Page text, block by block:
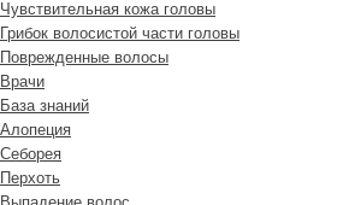
Чувствительная кожа головы
Грибок волосистой части головы
Поврежденные волосы
Врачи
База знаний
Алопеция
Себорея
Перхоть